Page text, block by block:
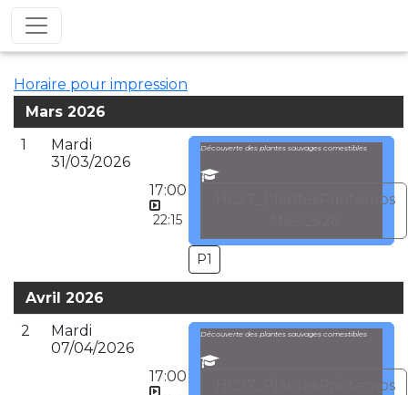
Horaire pour impression
Mars 2026
1
Mardi
31/03/2026
17:00
22:15
Découverte des plantes sauvages comestibles
HC27_PlantesPrintemps
P1
Avril 2026
2
Mardi
07/04/2026
17:00
Découverte des plantes sauvages comestibles
HC27_PlantesPrintemps